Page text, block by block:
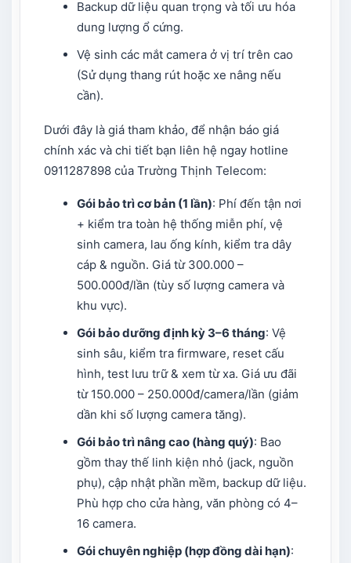
Backup dữ liệu quan trọng và tối ưu hóa
dung lượng ổ cứng.
Vệ sinh các mắt camera ở vị trí trên cao
(Sử dụng thang rút hoặc xe nâng nếu
cần).
Dưới đây là giá tham khảo, để nhận báo giá
chính xác và chi tiết bạn liên hệ ngay hotline
0911287898 của Trường Thịnh Telecom:
Gói bảo trì cơ bản (1 lần): Phí đến tận nơi
+ kiểm tra toàn hệ thống miễn phí, vệ
sinh camera, lau ống kính, kiểm tra dây
cáp & nguồn. Giá từ 300.000 –
500.000đ/lần (tùy số lượng camera và
khu vực).
Gói bảo dưỡng định kỳ 3–6 tháng: Vệ
sinh sâu, kiểm tra firmware, reset cấu
hình, test lưu trữ & xem từ xa. Giá ưu đãi
từ 150.000 – 250.000đ/camera/lần (giảm
dần khi số lượng camera tăng).
Gói bảo trì nâng cao (hàng quý): Bao
gồm thay thế linh kiện nhỏ (jack, nguồn
phụ), cập nhật phần mềm, backup dữ liệu.
Phù hợp cho cửa hàng, văn phòng có 4–
16 camera.
Gói chuyên nghiệp (hợp đồng dài hạn):